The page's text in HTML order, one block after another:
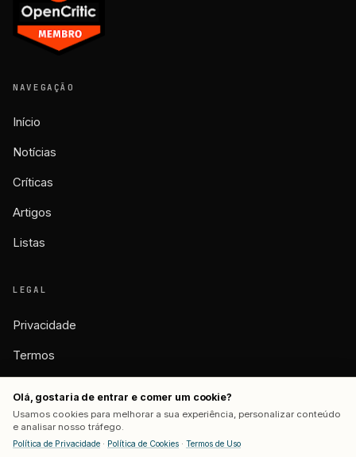
NAVEGAÇÃO
Início
Notícias
Críticas
Artigos
Listas
LEGAL
Privacidade
Termos
Olá, gostaria de entrar e comer um cookie?
Usamos cookies para melhorar a sua experiência, personalizar conteúdo
e analisar nosso tráfego.
Política de Privacidade · Política de Cookies · Termos de Uso